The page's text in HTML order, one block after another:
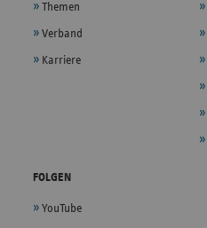
Themen
Verband
Karriere
FOLGEN
YouTube